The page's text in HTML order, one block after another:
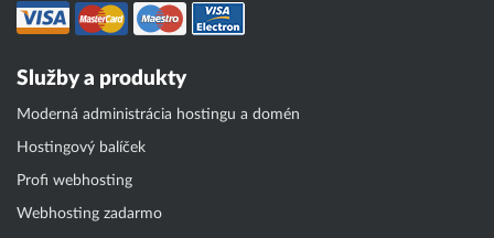
Služby a produkty
Moderná administrácia hostingu a domén
Hostingový balíček
Profi webhosting
Webhosting zadarmo